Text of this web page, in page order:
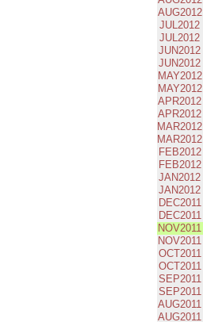
AUG2012
JUL2012
JUL2012
JUN2012
JUN2012
MAY2012
MAY2012
APR2012
APR2012
MAR2012
MAR2012
FEB2012
FEB2012
JAN2012
JAN2012
DEC2011
DEC2011
NOV2011
NOV2011
OCT2011
OCT2011
SEP2011
SEP2011
AUG2011
AUG2011